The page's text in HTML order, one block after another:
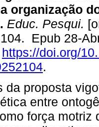
organização
Educ. Pesqui.
Epub 28-
https://doi.org/
.
da proposta
entre
força motriz